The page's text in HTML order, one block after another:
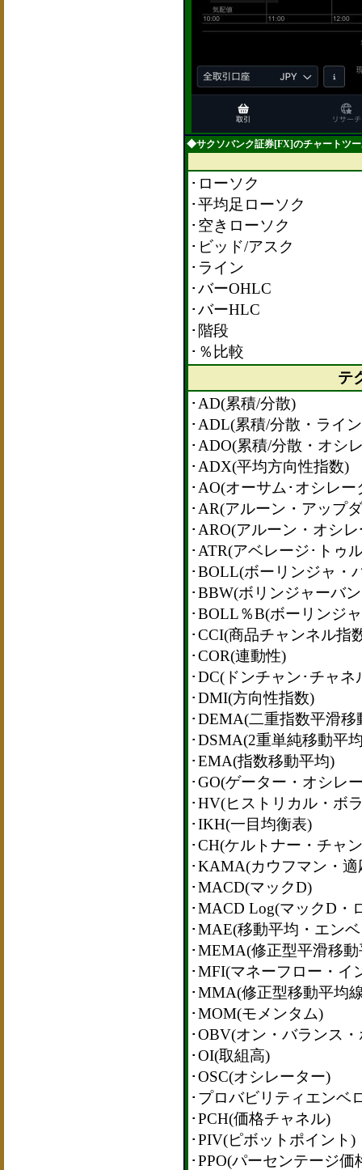
◆サクソバンク証券[FX]のチャートツ
･ローソク
･平均足ローソク
･空きローソク
･ビッド/アスク
･ライン
･バーOHLC
･バーHLC
･階段
･％比較
テ
･AD(累積/分散)
･ADL(累積/分散・ライ
･ADO(累積/分散・オシ
･ADX(平均方向性指数)
･AO(オーサム･オシレー
･AR(アルーン・アップ
･ARO(アルーン・オシ
･ATR(アベレージ･トゥ
･BOLL(ボーリンジャ・
･BBW(ボリンジャーバ
･BOLL％B(ボーリンジ
･CCI(商品チャンネル指
･COR(連動性)
･DC(ドンチャン･チャネ
･DMI(方向性指数)
･DEMA(二重指数平滑移
･DSMA(2重単純移動平
･EMA(指数移動平均)
･GO(ゲーター・オシレ
･HV(ヒストリカル・ボ
･IKH(一目均衡表)
･CH(ケルトナー・チャ
･KAMA(カウフマン・
･MACD(マックD)
･MACD Log(マックD・
･MAE(移動平均・エン
･MEMA(修正型平滑移
･MFI(マネーフロー・イ
･MMA(修正型移動平均
･MOM(モメンタム)
･OBV(オン・バランス
･OI(取組高)
･OSC(オシレーター)
･プロバビリティエンベ
･PCH(価格チャネル)
･PIV(ピボットポイント)
･PPO(パーセンテージ